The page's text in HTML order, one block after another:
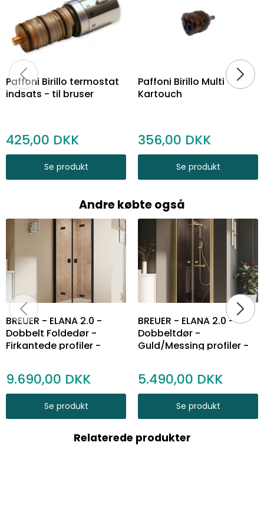
Paffoni Birillo termostat
indsats - til bruser
425,00
Se produkt
Paffoni Birillo Multi -
Kartouch
356,00
Se produkt
Andre købte også
BREUER - ELANA 2.0 -
Dobbelt Foldedør -
Firkantede profiler -
9.690,00
Se produkt
BREUER - ELANA 2.0 -
Dobbeltdør -
Guld/Messing profiler -
5.490,00
Se produkt
Relaterede produkter